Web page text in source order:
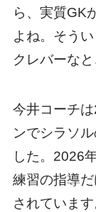
ら、実質GK
よね。そう
クレバーなと
今井コーチ
ンでシラソ
した。2026
練習の指導
されていま